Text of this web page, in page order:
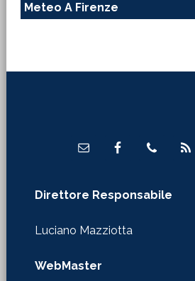
Meteo A Firenze
Direttore Responsabile
Luciano Mazziotta
WebMaster